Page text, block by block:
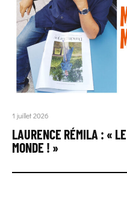
1 juillet 2026
LAURENCE RÉMILA : «
MONDE ! »